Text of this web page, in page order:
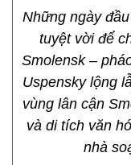
Những ngày
tuyệt vời để
Smolensk –
Uspensky lộng
vùng lân cận
và di tích văn
nhà